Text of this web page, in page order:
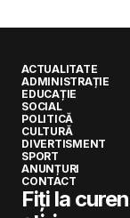
ACTUALITATE
ADMINISTRAȚIE
EDUCAȚIE
SOCIAL
POLITICĂ
CULTURĂ
DIVERTISMENT
SPORT
ANUNȚURI
CONTACT
Fiți la